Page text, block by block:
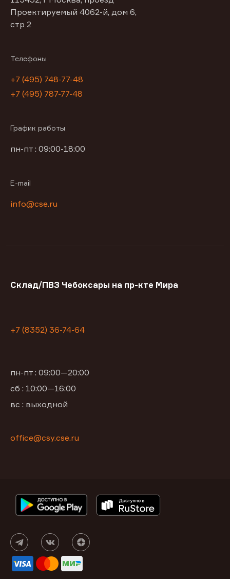
Проектируемый 4062-й, дом 6,
стр 2
Телефоны
+7 (495) 748-77-48
+7 (495) 787-77-48
График работы
пн-пт : 09:00-18:00
E-mail
info@cse.ru
Склад/ПВЗ Чебоксары на пр-кте Мира
+7 (8352) 36-74-64
пн-пт : 09:00—20:00
сб : 10:00—16:00
вс : выходной
office@csy.cse.ru